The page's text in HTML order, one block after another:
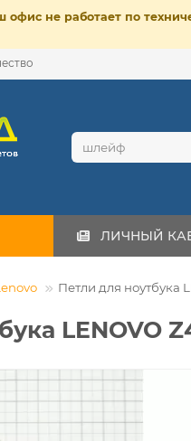
офис не работает по
ЛИЧНЫЙ
Петли для ноутбука
LENOVO